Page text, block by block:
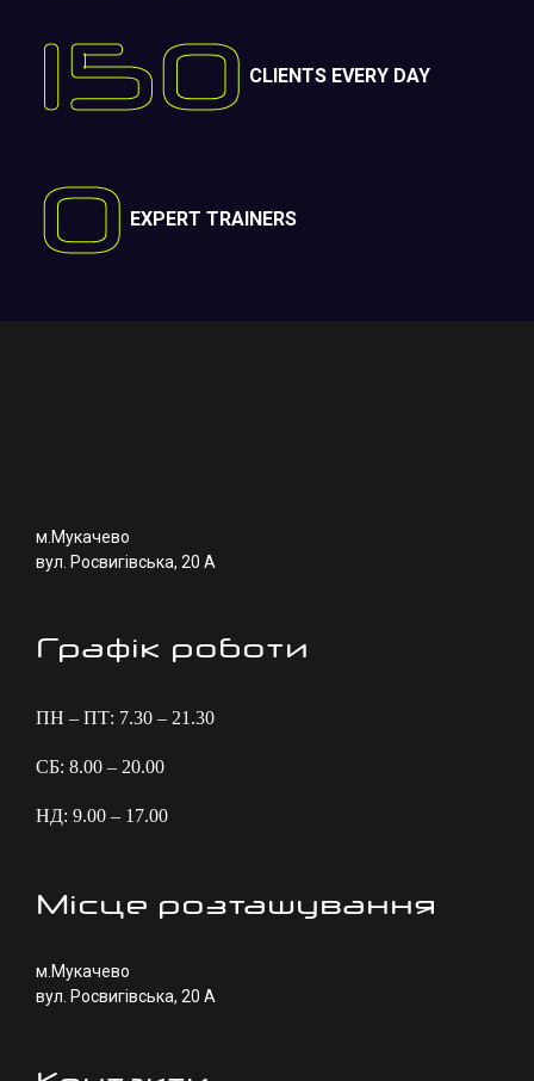
150 CLIENTS EVERY DAY
0 EXPERT TRAINERS
м.Мукачево
вул. Росвигівська, 20 А
Графік роботи
ПН – ПТ: 7.30 – 21.30
СБ: 8.00 – 20.00
НД: 9.00 – 17.00
Місце розташування
м.Мукачево
вул. Росвигівська, 20 А